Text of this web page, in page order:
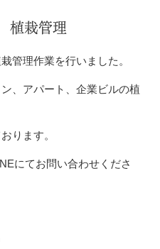
栽管理
管理作業を行いました。
、アパート、企業ビルの植
ります。
にてお問い合わせくださ